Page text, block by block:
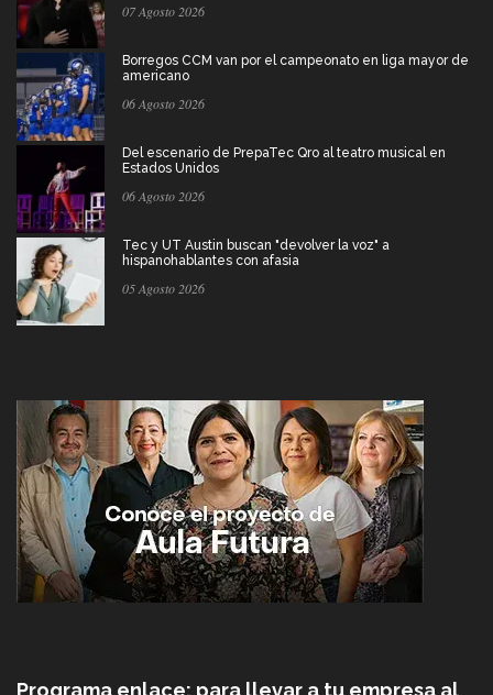
07 Agosto 2026
Borregos CCM van por el campeonato en liga mayor de
americano
06 Agosto 2026
Del escenario de PrepaTec Qro al teatro musical en
Estados Unidos
06 Agosto 2026
Tec y UT Austin buscan "devolver la voz" a
hispanohablantes con afasia
05 Agosto 2026
Programa enlace: para llevar a tu empresa al